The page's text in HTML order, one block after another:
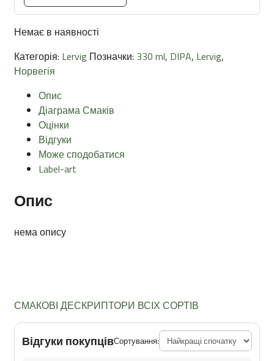
Немає в наявності
Категорія: Lervig Позначки: 330 ml, DIPA, Lervig,
Норвегія
Опис
Діаграма Смаків
Оцінки
Відгуки
Може сподобатися
Label-art
Опис
нема опису
СМАКОВІ ДЕСКРИПТОРИ ВСІХ СОРТІВ
Відгуки покупцівСортування: